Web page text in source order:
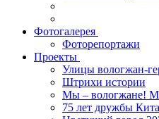
Фотогалерея
Фоторепортажи
Проекты
Улицы вологжан-
Штрихи истории
Мы – вологжане!
75 лет дружбы